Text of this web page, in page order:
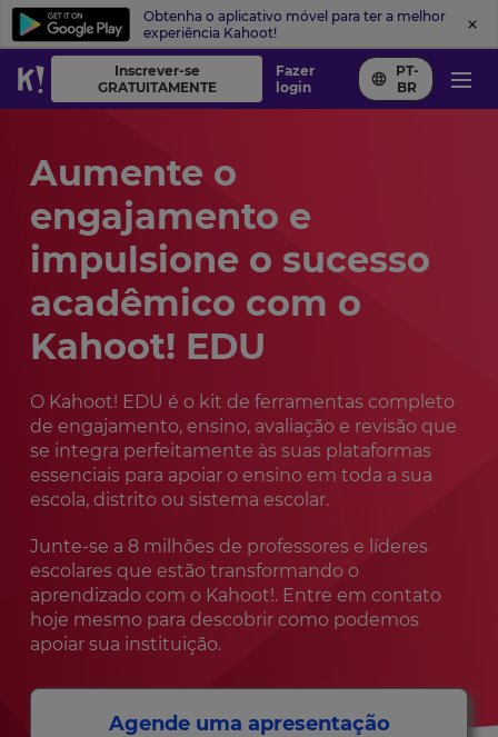
Obtenha o aplicativo móvel para ter a melhor
experiência Kahoot!
Inscrever-se
GRATUITAMENTE
Fazer
login
PT-
BR
Aumente o
engajamento e
impulsione o sucesso
acadêmico com o
Kahoot! EDU
O Kahoot! EDU é o kit de ferramentas completo
de engajamento, ensino, avaliação e revisão que
se integra perfeitamente às suas plataformas
essenciais para apoiar o ensino em toda a sua
escola, distrito ou sistema escolar.
Junte-se a 8 milhões de professores e líderes
escolares que estão transformando o
aprendizado com o Kahoot!. Entre em contato
hoje mesmo para descobrir como podemos
apoiar sua instituição.
Agende uma apresentação